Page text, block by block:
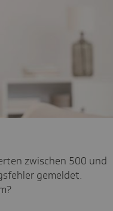
zwischen 500 und
gemeldet.